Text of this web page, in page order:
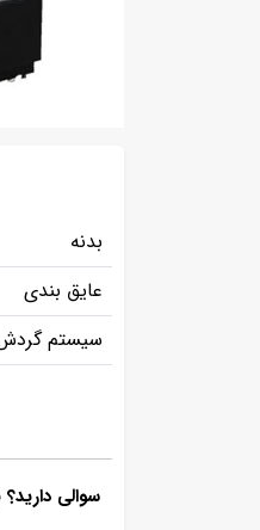
بدنه
عایق بندی
سیستم
سوالی